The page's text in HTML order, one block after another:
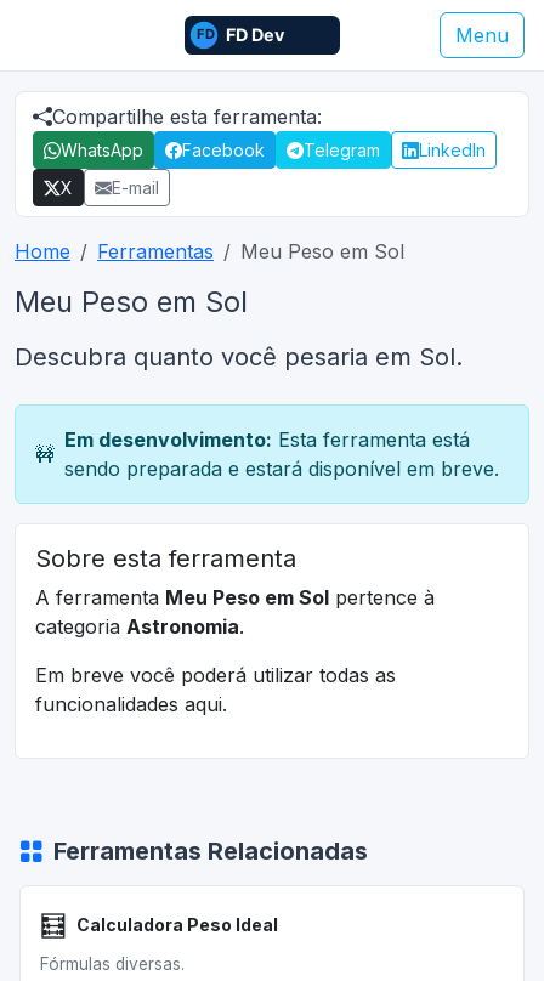
Menu
Compartilhe esta ferramenta:
WhatsApp Facebook Telegram
LinkedIn
X
E-mail
Home Ferramentas Meu Peso em Sol
Meu Peso em Sol
Descubra quanto você pesaria em Sol.
🚧
Em desenvolvimento: Esta ferramenta está
sendo preparada e estará disponível em breve.
Sobre esta ferramenta
A ferramenta Meu Peso em Sol pertence à
categoria Astronomia.
Em breve você poderá utilizar todas as
funcionalidades aqui.
Ferramentas Relacionadas
🧮 Calculadora Peso Ideal
Fórmulas diversas.